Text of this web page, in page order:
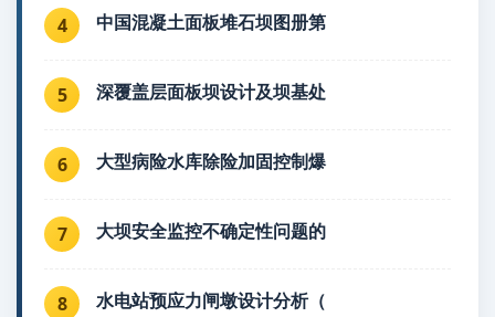
4 中国混凝土面板堆石坝图册第
5 深覆盖层面板坝设计及坝基处
6 大型病险水库除险加固控制爆
7 大坝安全监控不确定性问题的
8 水电站预应力闸墩设计分析（